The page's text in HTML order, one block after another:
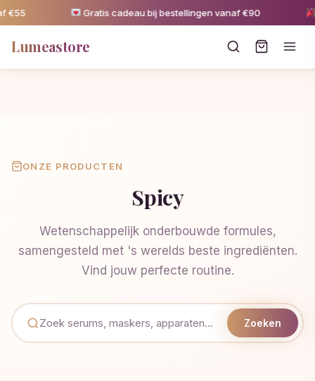
€55 Gratis cadeau bij bestellingen vanaf €90
Lumeastore
ONZE PRODUCTEN
Spicy
Wetenschappelijk onderbouwde formules,
samengesteld met 's werelds beste ingrediënten.
Vind jouw perfecte routine.
Zoeken